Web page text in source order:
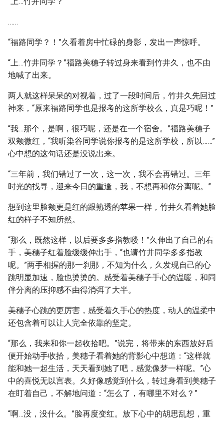
……
“福路同学？！”久看着房中忙碌的身影，发出一声惊呼。
“上…竹井同学？”福路美穗子转过身来看到竹井久，也不由
地喊了出来。
两人就这样呆呆的对视着，过了一段时间后，竹井久先回过
神来，“原来福路同学也是报考的这所学校么，真是巧呢！”
“我…那个，是啊，很巧呢，还是在一个宿舍。”福路美穗子
双颊微红，“我听染谷同学说你报考的是这所学校，所以……”
心中想的这句话还是没说出来。
“三年前，我们错过了一次，这一次，我不会再错过。三年
时光的找寻，迎来今日的重逢，我，不想再和你分离呢。”
想到这里脸颊更是红的跟熟透的苹果一样，竹井久看着她脸
红的样子不知所然。
“那么，既然这样，以后要多多指教喽！”久伸出了自己的右
手，美穗子红着脸缓缓伸出手，“也请竹井同学多多指教
呢。”两手相握的那一刹那，不知为什么，久发现自己的心
跳明显加速，脸也烫烫的。感受着美穗子手心的温暖，和同
伴分离的压抑感不由得消弭了大半。
美穗子心跳的更厉害，感受着久手心的热度，动人的温柔中
还包含着可以让人完全依靠的坚定。
“那么，我来和你一起收拾吧。”说完，将带来的东西放好后
便开始动手收拾，美穗子看着她的背影心中想道：“这样就
能和她一起生活，天天看到她了吧，感觉像梦一样呢。”心
中的喜悦无以言表。久好像感觉到什么，转过身看到美穗子
在盯着自己，不解地问道：“怎么了，有哪里不对么？”
“啊…没，没什么。”脸再度变红。放下心中的胡思乱想，重